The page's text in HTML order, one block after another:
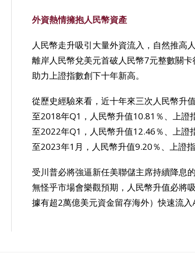
外資熱情擁抱人民幣資產
人民幣走升吸引大量外資流入，自然推高
離岸人民幣兌美元首破人民幣7元整數關
助力上證指數創下十年新高。
從歷史經驗來看，近十年來三次人民幣升
至2018年Q1，人民幣升值10.81％、上證
至2022年Q1，人民幣升值12.46％、上
至2023年1月，人民幣升值9.20％、上證指
受川普必將強逼新任美聯儲主席持續降息
無怪乎市場會樂觀預期，人民幣升值必將
據有超2萬億美元資金留存海外）快速流入